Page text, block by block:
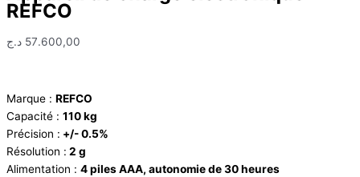
REFCO
57.600,00 د.ج
Marque : REFCO
Capacité : 110 kg
Précision : +/- 0.5%
Résolution : 2 g
Alimentation : 4 piles AAA, autonomie de 30 heures